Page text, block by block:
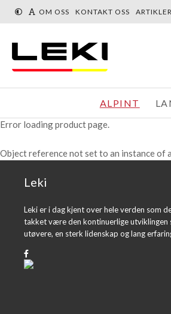
OM OSS KONTAKT OSS ARTIKLER
ALPINT
« Tilbake Du er her: Produkter Alpint
Error loading product page.
Object reference not set to an instance of
Leki
Leki er i dag kjent over hele verden som
takket være den kontinuerlige
utøvere, en sterk lidenskap og lang